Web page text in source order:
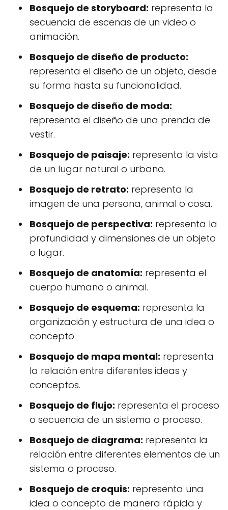
Bosquejo de storyboard: representa la
secuencia de escenas de un video o
animación.
Bosquejo de diseño de producto:
representa el diseño de un objeto, desde
su forma hasta su funcionalidad.
Bosquejo de diseño de moda:
representa el diseño de una prenda de
vestir.
Bosquejo de paisaje: representa la vista
de un lugar natural o urbano.
Bosquejo de retrato: representa la
imagen de una persona, animal o cosa.
Bosquejo de perspectiva: representa la
profundidad y dimensiones de un objeto
o lugar.
Bosquejo de anatomía: representa el
cuerpo humano o animal.
Bosquejo de esquema: representa la
organización y estructura de una idea o
concepto.
Bosquejo de mapa mental: representa
la relación entre diferentes ideas y
conceptos.
Bosquejo de flujo: representa el proceso
o secuencia de un sistema o proceso.
Bosquejo de diagrama: representa la
relación entre diferentes elementos de un
sistema o proceso.
Bosquejo de croquis: representa una
idea o concepto de manera rápida y